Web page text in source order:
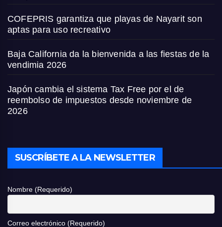
COFEPRIS garantiza que playas de Nayarit son
aptas para uso recreativo
Baja California da la bienvenida a las fiestas de la
vendimia 2026
Japón cambia el sistema Tax Free por el de
reembolso de impuestos desde noviembre de
2026
SUSCRÍBETE A LA NEWSLETTER
Nombre (Requerido)
Correo electrónico (Requerido)